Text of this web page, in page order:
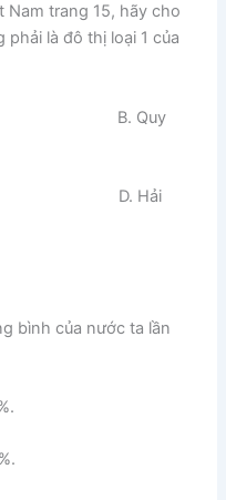
Nam trang 15, hãy cho
là đô thị loại 1 của
B. Quy
D. Hải
bình của nước ta lần